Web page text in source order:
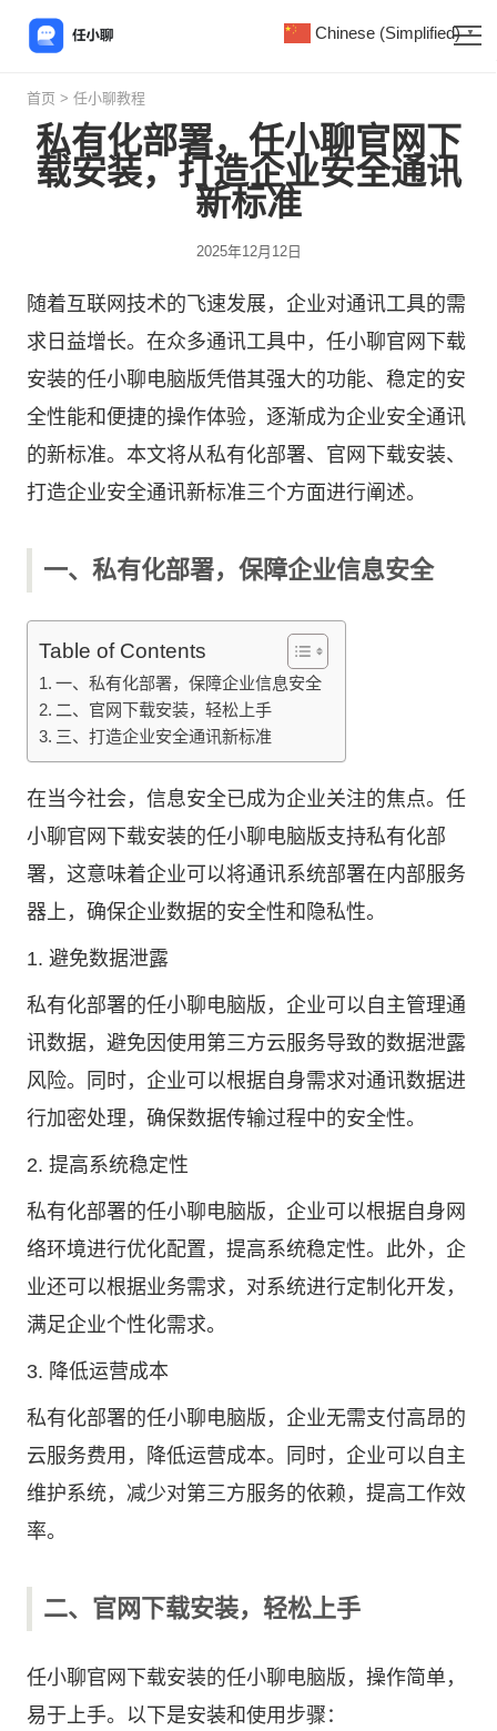
首页 > 任小聊教程
私有化部署，任小聊官网下
载安装，打造企业安全通讯
新标准
2025年12月12日
随着互联网技术的飞速发展，企业对通讯工具的需
求日益增长。在众多通讯工具中， 任小聊官网下载
安装的任小聊电脑版凭借其强大的功能、稳定的安
全性能和便捷的操作体验，逐渐成为企业安全通讯
的新标准。本文将从私有化部署、官网下载安装、
打造企业安全通讯新标准三个方面进行阐述。
一、私有化部署，保障企业信息安全
Table of Contents
一、私有化部署，保障企业信息安全
二、官网下载安装，轻松上手
三、打造企业安全通讯新标准
在当今社会，信息安全已成为企业关注的焦点。任
小聊官网下载安装的任小聊电脑版支持私有化部
署，这意味着企业可以将通讯系统部署在内部服务
器上，确保企业数据的安全性和隐私性。
1. 避免数据泄露
私有化部署的任小聊电脑版，企业可以自主管理通
讯数据，避免因使用第三方云服务导致的数据泄露
风险。同时，企业可以根据自身需求对通讯数据进
行加密处理，确保数据传输过程中的安全性。
2. 提高系统稳定性
私有化部署的任小聊电脑版，企业可以根据自身网
络环境进行优化配置，提高系统稳定性。此外，企
业还可以根据业务需求，对系统进行定制化开发，
满足企业个性化需求。
3. 降低运营成本
私有化部署的任小聊电脑版，企业无需支付高昂的
云服务费用，降低运营成本。同时，企业可以自主
维护系统，减少对第三方服务的依赖，提高工作效
率。
二、官网下载安装，轻松上手
任小聊官网下载安装的任小聊电脑版，操作简单，
易于上手。以下是安装和使用步骤：
Chinese (Simplified) ▼